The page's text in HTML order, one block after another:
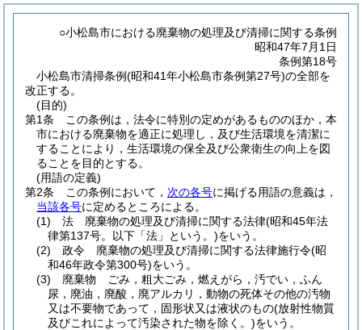
○小松島市における廃棄物の処理及び清掃に関する条例
昭和47年7月1日
条例第18号
小松島市清掃条例(昭和41年小松島市条例第27号)の全部を
改正する。
(目的)
第1条
この条例は，法令に特別の定めがあるもののほか，本
市における廃棄物を適正に処理し，及び生活環境を清潔に
することにより，生活環境の保全及び公衆衛生の向上を図
ることを目的とする。
(用語の定義)
第2条
この条例において， 次の各号に掲げる用語の意義は，
当該各号に定めるところによる。
(1)
法 廃棄物の処理及び清掃に関する法律(昭和45年法
律第137号。以下「法」という。)をいう。
(2)
政令 廃棄物の処理及び清掃に関する法律施行令(昭
和46年政令第300号)をいう。
(3)
廃棄物 ごみ，粗大ごみ，燃えがら，汚でい，ふん
尿，廃油，廃酸，廃アルカリ，動物の死体その他の汚物
又は不要物であって，固形状又は液状のもの(放射性物質
及びこれによって汚染された物を除く。)をいう。